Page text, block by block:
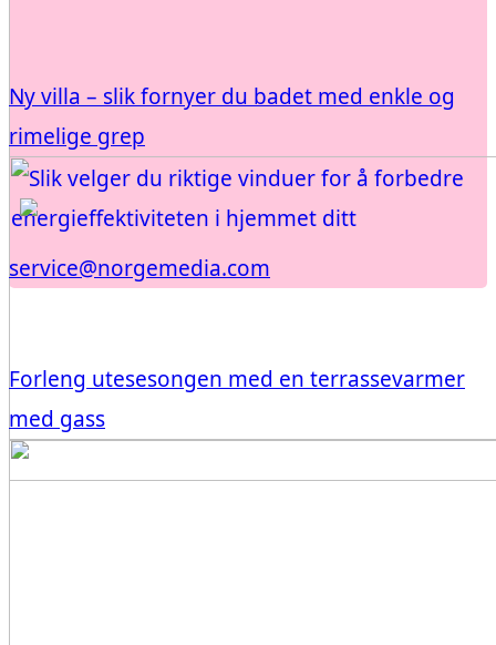
Ny villa – slik fornyer du badet med enkle og
rimelige grep
Forleng utesesongen med en terrassevarmer
med gass
service@norgemedia.com